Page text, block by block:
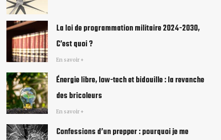
La loi de programmation militaire 2024-2030,
C’est quoi ?
En savoir +
Énergie libre, low-tech et bidouille : la revanche
des bricoleurs
En savoir +
Confessions d’un prepper : pourquoi je me